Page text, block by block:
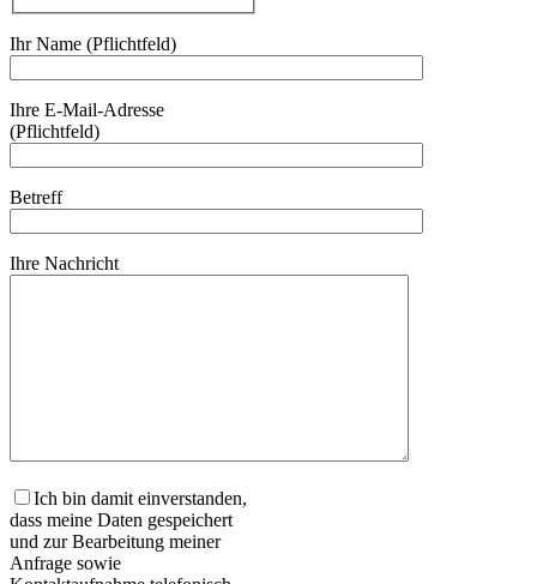
Ihr Name (Pflichtfeld)
Ihre E-Mail-Adresse
(Pflichtfeld)
Betreff
Ihre Nachricht
Ich bin damit einverstanden,
dass meine Daten gespeichert
und zur Bearbeitung meiner
Anfrage sowie